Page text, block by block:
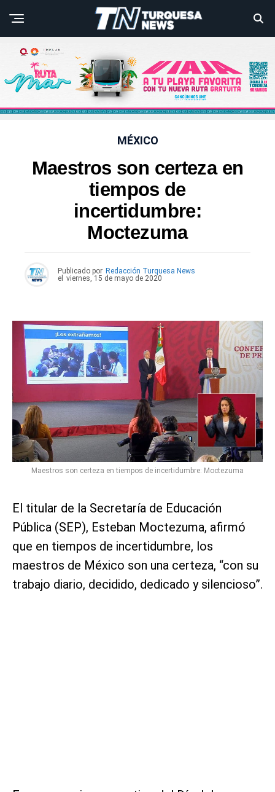
MÉXICO
Maestros son certeza en
tiempos de
incertidumbre:
Moctezuma
Publicado por Redacción Turquesa News
el viernes, 15 de mayo de 2020
Maestros son certeza en tiempos de incertidumbre: Moctezuma
El titular de la Secretaría de Educación
Pública (SEP), Esteban Moctezuma, afirmó
que en tiempos de incertidumbre, los
maestros de México son una certeza, “con su
trabajo diario, decidido, dedicado y silencioso”.